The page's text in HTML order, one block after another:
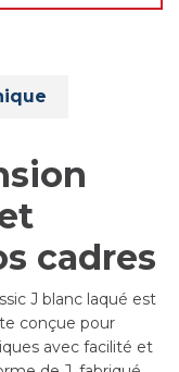
cadres
J blanc laqué est
conçue pour
avec facilité et